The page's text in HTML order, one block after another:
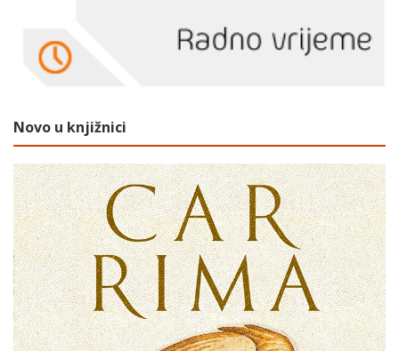
Novo u knjižnici